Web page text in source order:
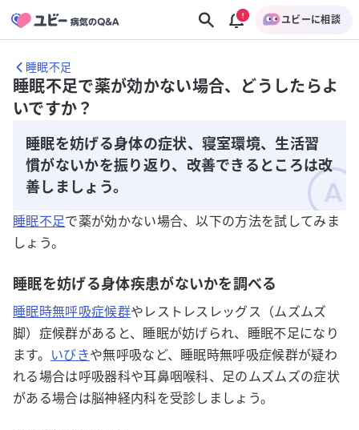
ユビーに相談
睡眠不足
睡眠不足で薬が効かない場合、どうしたらよ
いですか？
睡眠を妨げる身体の症状、寝室環境、生活習
慣がないかを振り返り、改善できるところは改
善しましょう。
睡眠不足で薬が効かない場合、以下の方法を試してみま
しょう。
睡眠を妨げる身体疾患がないかを調べる
睡眠時無呼吸症候群やレストレスレッグス（ムズムズ
脚）症候群があると、睡眠が妨げられ、睡眠不足になり
ます。 いびきや無呼吸など、睡眠時無呼吸症候群が疑わ
れる場合は呼吸器科や耳鼻咽喉科、足のムズムズの症状
がある場合は脳神経内科を受診しましょう。